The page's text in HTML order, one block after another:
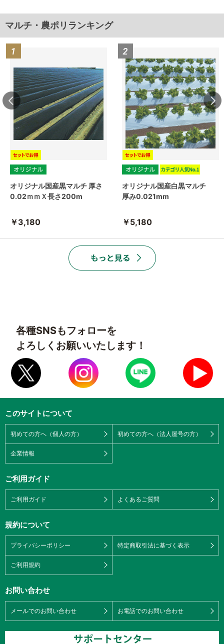
マルチ・農ポリランキング
オリジナル国産黒マルチ 厚さ
0.02ｍｍＸ長さ200m
￥3,180
オリジナル国産白黒マルチ
厚み0.021mm
￥5,180
各種SNSもフォローを
よろしくお願いいたします！
このサイトについて
初めての方へ（個人の方） 初めての方へ（法人屋号の方）
企業情報
ご利用ガイド
ご利用ガイド よくあるご質問
規約について
プライバシーポリシー 特定商取引法に基づく表示
ご利用規約
お問い合わせ
メールでのお問い合わせ お電話でのお問い合わせ